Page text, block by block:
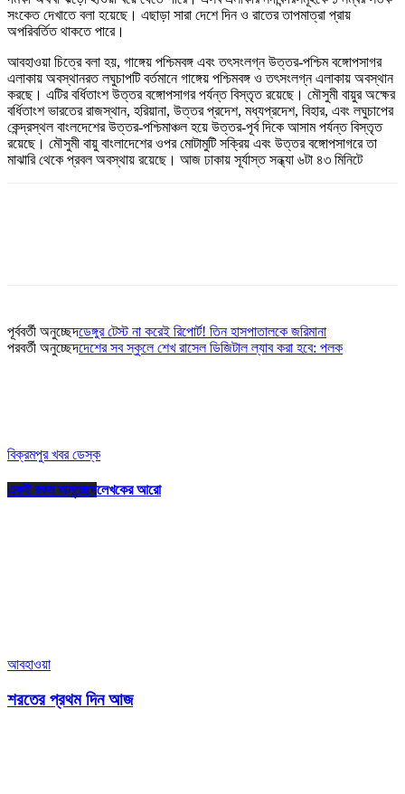
সংকেত দেখাতে বলা হয়েছে। এছাড়া সারা দেশে দিন ও রাতের তাপমাত্রা প্রায়
অপরিবর্তিত থাকতে পারে।
আবহাওয়া চিত্রে বলা হয়, গাঙ্গেয় পশ্চিমবঙ্গ এবং তৎসংলগ্ন উত্তর-পশ্চিম বঙ্গোপসাগর
এলাকায় অবস্থানরত লঘুচাপটি বর্তমানে গাঙ্গেয় পশ্চিমবঙ্গ ও তৎসংলগ্ন এলাকায় অবস্থান
করছে। এটির বর্ধিতাংশ উত্তর বঙ্গোপসাগর পর্যন্ত বিস্তৃত রয়েছে। মৌসুমী বায়ুর অক্ষের
বর্ধিতাংশ ভারতের রাজস্থান, হরিয়ানা, উত্তর প্রদেশ, মধ্যপ্রদেশ, বিহার, এবং লঘুচাপের
কেন্দ্রস্থল বাংলদেশের উত্তর-পশ্চিমাঞ্চল হয়ে উত্তর-পূর্ব দিকে আসাম পর্যন্ত বিস্তৃত
রয়েছে। মৌসুমী বায়ু বাংলাদেশের ওপর মোটামুটি সক্রিয় এবং উত্তর বঙ্গোপসাগরে তা
মাঝারি থেকে প্রবল অবস্থায় রয়েছে। আজ ঢাকায় সূর্যাস্ত সন্ধ্যা ৬টা ৪৩ মিনিটে
পূর্ববর্তী অনুচ্ছেদডেঙ্গুর টেস্ট না করেই রিপোর্ট! তিন হাসপাতালকে জরিমানা
পরবর্তী অনুচ্ছেদদেশের সব স্কুলে শেখ রাসেল ডিজিটাল ল্যাব করা হবে: পলক
বিক্রমপুর খবর ডেস্ক
একই রকম অনুচ্ছেদলেখকের আরো
আবহাওয়া
শরতের প্রথম দিন আজ